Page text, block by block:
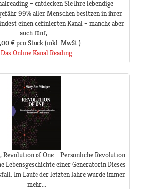
– entdecken Sie Ihre lebendige
99% aller Menschen besitzen in ihrer
einen definierten Kanal – manche aber
auch fünf, ...
€ pro Stück(inkl. MwSt.)
Das Online Kanal Reading
of One – Persönliche Revolution
Lebensgeschichte einer Generatorin Dieses
Im Laufe der letzten Jahre wurde immer
mehr...